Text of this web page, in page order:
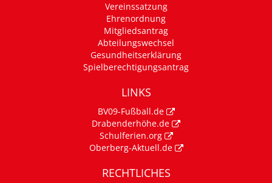
Vereinssatzung
Ehrenordnung
Mitgliedsantrag
Abteilungswechsel
Gesundheitserklärung
Spielberechtigungsantrag
LINKS
BV09-Fußball.de
Drabenderhöhe.de
Schulferien.org
Oberberg-Aktuell.de
RECHTLICHES